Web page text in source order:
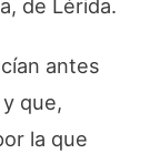
de Lérida.
antes
que,
la que